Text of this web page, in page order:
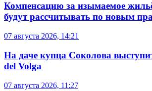
Компенсацию за изымаемое
будут рассчитывать по новым
07 августа 2026, 14:21
На даче купца Соколова
del Volga
07 августа 2026, 11:27